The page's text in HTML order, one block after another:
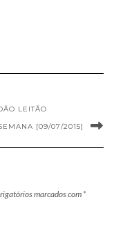
LEITÃO
[09/07/2015]
marcados com*